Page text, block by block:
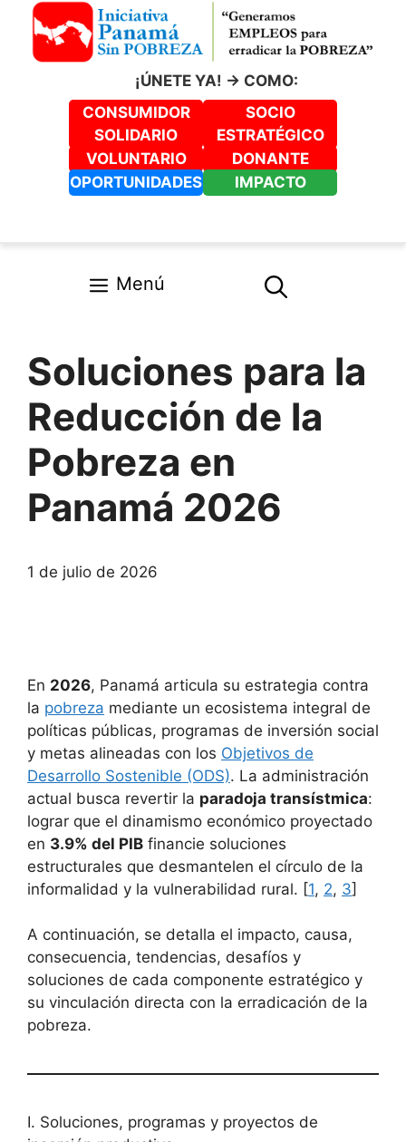
Saltar
contenido
¡ÚNETE YA! -> COMO:
CONSUMIDOR
SOLIDARIO
SOCIO
ESTRATÉGICO
VOLUNTARIO
DONANTE
OPORTUNIDADES
IMPACTO
Menú
Soluciones para la
Reducción de la
Pobreza en
Panamá 2026
1 de julio de 2026
En 2026, Panamá articula su estrategia contra
la pobreza mediante un ecosistema integral de
políticas públicas, programas de inversión social
y metas alineadas con los Objetivos de
Desarrollo Sostenible (ODS). La administración
actual busca revertir la paradoja transístmica:
lograr que el dinamismo económico proyectado
en 3.9% del PIB financie soluciones
estructurales que desmantelen el círculo de la
informalidad y la vulnerabilidad rural. [1, 2, 3]
A continuación, se detalla el impacto, causa,
consecuencia, tendencias, desafíos y
soluciones de cada componente estratégico y
su vinculación directa con la erradicación de la
pobreza.
I. Soluciones, programas y proyectos de